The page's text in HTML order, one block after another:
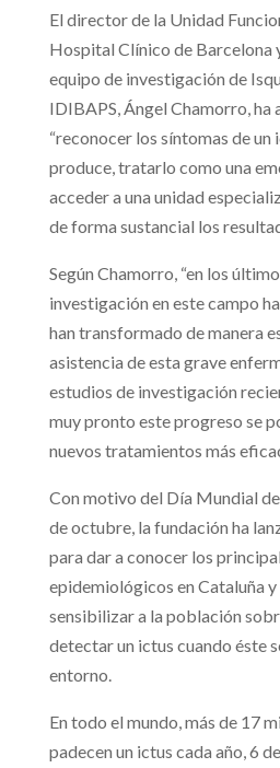
El director de la Unidad
Hospital Clínico de Barcelona
equipo de investigación de
IDIBAPS, Ángel Chamorro, ha
“reconocer los síntomas de un
produce, tratarlo como una
acceder a una unidad
de forma sustancial los
Según Chamorro, “en los
investigación en este campo
han transformado de manera
asistencia de esta grave
estudios de investigación
muy pronto este progreso se
nuevos tratamientos más
Con motivo del Día Mundial
de octubre, la fundación ha
para dar a conocer los
epidemiológicos en Cataluña y
sensibilizar a la población
detectar un ictus cuando éste
entorno.
En todo el mundo, más de 17
padecen un ictus cada año, 6